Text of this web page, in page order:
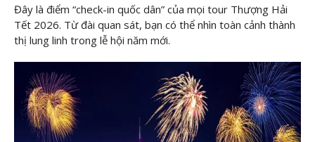
Đây là điểm “check-in quốc dân” của mọi tour Thượng Hải
Tết 2026. Từ đài quan sát, bạn có thể nhìn toàn cảnh thành
thị lung linh trong lễ hội năm mới.